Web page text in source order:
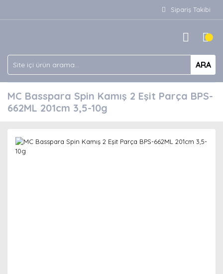
Sipariş Takibi
ARA
MC Basspara Spin Kamış 2 Eşit Parça BPS-
662ML 201cm 3,5-10g